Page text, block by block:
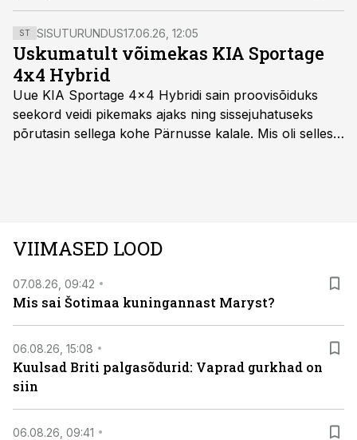
ST SISUTURUNDUS17.06.26, 12:05
Uskumatult võimekas KIA Sportage
4x4 Hybrid
Uue KIA Sportage 4x4 Hybridi sain proovisõiduks
seekord veidi pikemaks ajaks ning sissejuhatuseks
põrutasin sellega kohe Pärnusse kalale. Mis oli selles
VIIMASED LOOD
07.08.26, 09:42
Mis sai Šotimaa kuningannast Maryst?
06.08.26, 15:08
Kuulsad Briti palgasõdurid: Vaprad gurkhad on
siin
06.08.26, 09:41